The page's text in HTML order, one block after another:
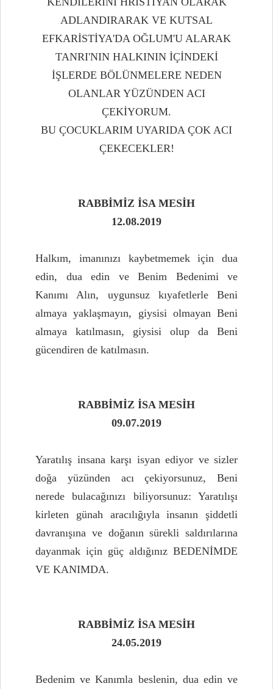
ADLANDIRARAK VE KUTSAL
EFKARİSTİYA'DA OĞLUM'U ALARAK
TANRI'NIN HALKININ İÇİNDEKİ
İŞLERDE BÖLÜNMELERE NEDEN
OLANLAR YÜZÜNDEN ACI
ÇEKİYORUM.
BU ÇOCUKLARIM UYARIDA ÇOK ACI
ÇEKECEKLER!
RABBİMİZ İSA MESİH
12.08.2019
Halkım, imanınızı kaybetmemek için dua
edin, dua edin ve Benim Bedenimi ve
Kanımı Alın, uygunsuz kıyafetlerle Beni
almaya yaklaşmayın, giysisi olmayan Beni
almaya katılmasın, giysisi olup da Beni
gücendiren de katılmasın.
RABBİMİZ İSA MESİH
09.07.2019
Yaratılış insana karşı isyan ediyor ve sizler
doğa yüzünden acı çekiyorsunuz, Beni
nerede bulacağınızı biliyorsunuz: Yaratılışı
kirleten günah aracılığıyla insanın şiddetli
davranışına ve doğanın sürekli saldırılarına
dayanmak için güç aldığınız BEDENİMDE
VE KANIMDA.
RABBİMİZ İSA MESİH
24.05.2019
Bedenim ve Kanımla beslenin, dua edin ve